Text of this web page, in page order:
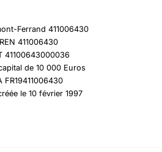
Ferrand 411006430
411006430
41100643000036
de 10 000 Euros
FR19411006430
le 10 février 1997